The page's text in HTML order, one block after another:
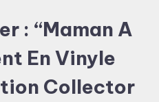
: “Maman A
En Vinyle
Collector